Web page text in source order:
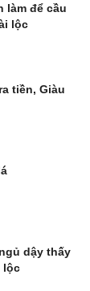
làm để cầu
lộc
tiền, Giàu
dậy thấy
lộc